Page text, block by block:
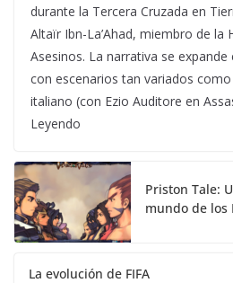
durante la Tercera Cruzada en
Altaïr Ibn-La’Ahad, miembro de la
Asesinos. La narrativa se
con escenarios tan variados
italiano (con Ezio Auditore en
Leyendo
Priston Tale:
mundo de los
La evolución de FIFA